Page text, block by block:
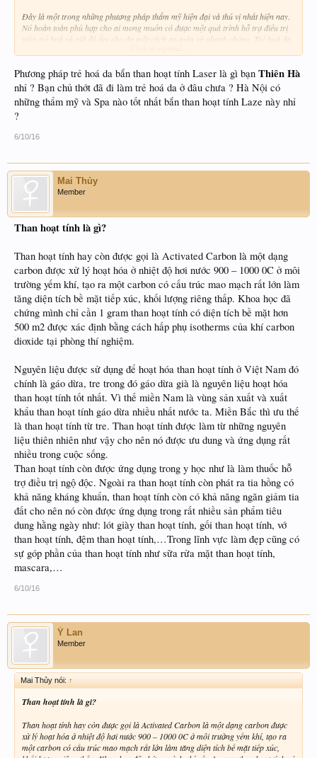
Đây là một trong những phương pháp thẩm mỹ hiện đại và thú vị nhất hiện nay.
Nó hoàn toàn phù hợp cho ai mong muốn có được một quá trình hỗ trợ điều trị
giúp trẻ hoá và giữ độ ẩm cho da một cách an toàn và nhanh chóng. Trẻ hoá da
pháp tốt hơn để chữa các vết cháy nắng, lão hoá hay sẹo mụn.
Phương pháp trẻ hoá da bắn than hoạt tính Laser là gì bạn Thiên Hà
nhỉ ? Bạn chủ thớt đã đi làm trẻ hoá da ở đâu chưa ? Hà Nội có
những thẩm mỹ và Spa nào tốt nhất bắn than hoạt tính Laze này nhỉ
?
6/10/16
Mai Thủy
Member
Than hoạt tính là gì?
Than hoạt tính hay còn được gọi là Activated Carbon là một dạng
carbon được xử lý hoạt hóa ở nhiệt độ hơi nước 900 – 1000 0C ở môi
trường yếm khí, tạo ra một carbon có cấu trúc mao mạch rất lớn làm
tăng diện tích bề mặt tiếp xúc, khối lượng riêng thấp. Khoa học đã
chứng mình chỉ cần 1 gram than hoạt tính có diện tích bề mặt hơn
500 m2 được xác định bằng cách hấp phụ isotherms của khí carbon
dioxide tại phòng thí nghiệm.
Nguyên liệu được sử dụng để hoạt hóa than hoạt tính ở Việt Nam đó
chính là gáo dừa, tre trong đó gáo dừa già là nguyên liệu hoạt hóa
than hoạt tính tốt nhất. Vì thế miền Nam là vùng sản xuất và xuất
khẩu than hoạt tính gáo dừa nhiều nhất nước ta. Miền Bắc thì ưu thế
là than hoạt tính từ tre. Than hoạt tính được làm từ những nguyên
liệu thiên nhiên như vậy cho nên nó được ưu dung và ứng dụng rất
nhiều trong cuộc sống.
Than hoạt tính còn được ứng dụng trong y học như là làm thuốc hỗ
trợ điều trị ngộ độc. Ngoài ra than hoạt tính còn phát ra tia hồng có
khả năng kháng khuẩn, than hoạt tính còn có khả năng ngăn giảm tia
đất cho nên nó còn được ứng dụng trong rất nhiều sản phẩm tiêu
dung hằng ngày như: lót giày than hoạt tính, gối than hoạt tính, vớ
than hoạt tính, đệm than hoạt tính,…Trong lĩnh vực làm đẹp cũng có
sự góp phần của than hoạt tính như sữa rửa mặt than hoạt tính,
mascara,…
6/10/16
Ý Lan
Member
Mai Thủy nói: ↑
Than hoạt tính là gì?
Than hoạt tính hay còn được gọi là Activated Carbon là một dạng carbon được
xử lý hoạt hóa ở nhiệt độ hơi nước 900 – 1000 0C ở môi trường yếm khí, tạo ra
một carbon có cấu trúc mao mạch rất lớn làm tăng diện tích bề mặt tiếp xúc,